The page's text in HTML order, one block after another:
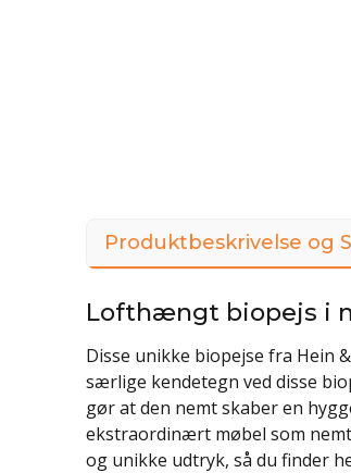
Produktbeskrivelse og
Lofthængt biopejs i
Disse unikke biopejse fra Hein
særlige kendetegn ved disse
gør at den nemt skaber en
ekstraordinært møbel som
og unikke udtryk, så du finder